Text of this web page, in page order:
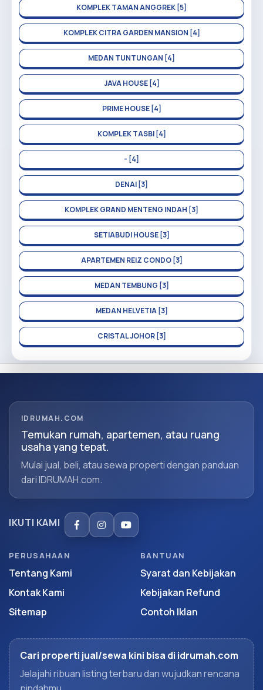
KOMPLEK TAMAN ANGGREK [5]
KOMPLEK CITRA GARDEN MANSION [4]
MEDAN TUNTUNGAN [4]
JAVA HOUSE [4]
PRIME HOUSE [4]
KOMPLEK TASBI [4]
- [4]
DENAI [3]
KOMPLEK GRAND MENTENG INDAH [3]
SETIABUDI HOUSE [3]
APARTEMEN REIZ CONDO [3]
MEDAN TEMBUNG [3]
MEDAN HELVETIA [3]
CRISTAL JOHOR [3]
IDRUMAH.COM
Temukan rumah, apartemen, atau ruang
usaha yang tepat.
Mulai jual, beli, atau sewa properti dengan panduan
dari IDRUMAH.com.
IKUTI KAMI
PERUSAHAAN
Tentang Kami
Kontak Kami
Sitemap
BANTUAN
Syarat dan Kebijakan
Kebijakan Refund
Contoh Iklan
Cari properti jual/sewa kini bisa di idrumah.com
Jelajahi ribuan listing terbaru dan wujudkan rencana